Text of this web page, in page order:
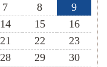
7 8
9
14 15
16
21 22
23
28 29
30